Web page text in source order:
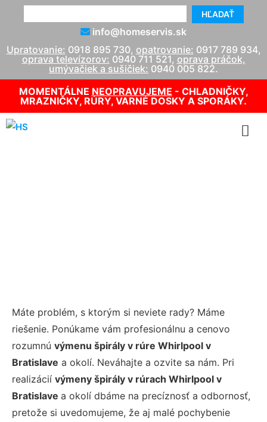
HĽADAŤ
info@homeservis.sk
Upratovanie: 0918 895 730, opatrovanie: 0917 789 934,
oprava televízorov: 0940 711 521, oprava práčok,
umývačiek a sušičiek: 0940 005 822.
MOMENTÁLNE NEOPRAVUJEME - CHLADNIČKY,
MRAZNIČKY, RÚRY, VARNÉ DOSKY A SPORÁKY.
Máte problém, s ktorým si neviete rady? Máme
riešenie. Ponúkame vám profesionálnu a cenovo
rozumnú výmenu špirály v rúre Whirlpool v
Bratislave a okolí. Neváhajte a ozvite sa nám. Pri
realizácií výmeny špirály v rúrach Whirlpool v
Bratislave a okolí dbáme na precíznosť a odbornosť,
pretože si uvedomujeme, že aj malé pochybenie